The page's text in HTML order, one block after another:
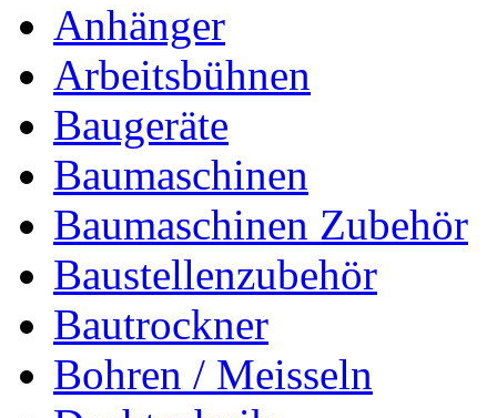
Anhänger
Arbeitsbühnen
Baugeräte
Baumaschinen
Baumaschinen Zubehör
Baustellenzubehör
Bautrockner
Bohren / Meisseln